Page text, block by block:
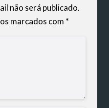
não será publicado.
marcados com *